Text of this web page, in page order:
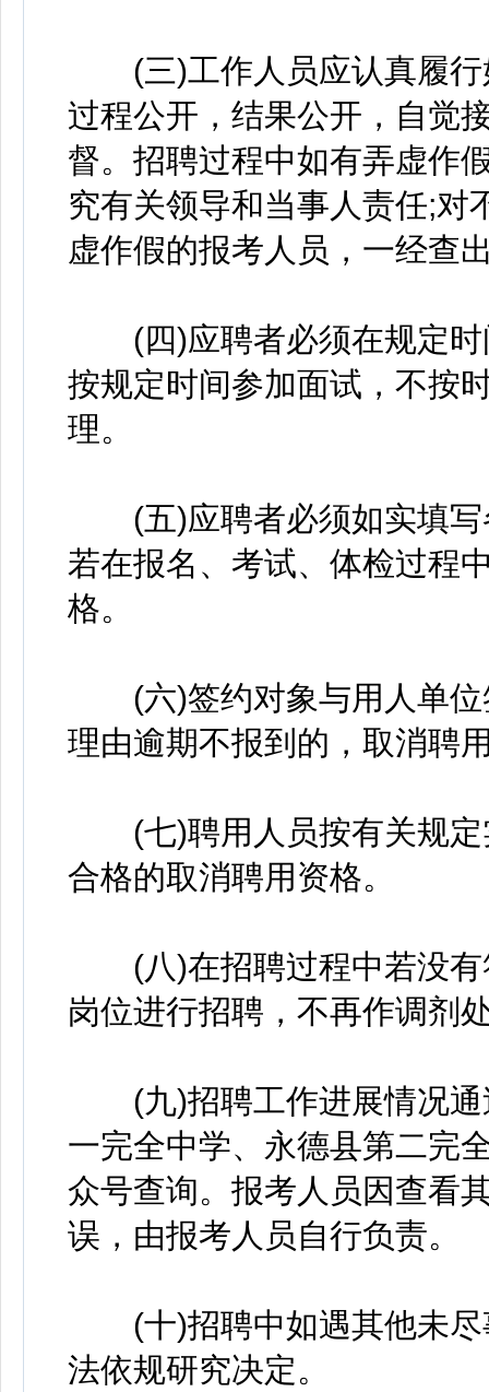
(三)工作人员应认真履行
过程公开，结果公开，自觉
督。招聘过程中如有弄虚作
究有关领导和当事人责任;对
虚作假的报考人员，一经查
(四)应聘者必须在规定时
按规定时间参加面试，不按
理。
(五)应聘者必须如实填写
若在报名、考试、体检过程
格。
(六)签约对象与用人单位
理由逾期不报到的，取消聘
(七)聘用人员按有关规定
合格的取消聘用资格。
(八)在招聘过程中若没有
岗位进行招聘，不再作调剂
(九)招聘工作进展情况通
一完全中学、永德县第二完
众号查询。报考人员因查看
误，由报考人员自行负责。
(十)招聘中如遇其他未尽
法依规研究决定。